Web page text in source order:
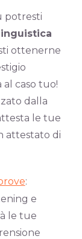
potresti
ottenerne
al caso tuo!
dalla
le tue
attestato di
:
e
le tue